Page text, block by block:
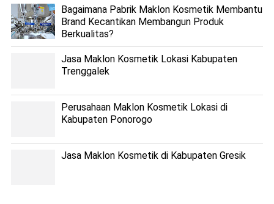
Bagaimana Pabrik Maklon Kosmetik Membantu
Brand Kecantikan Membangun Produk
Berkualitas?
Jasa Maklon Kosmetik Lokasi Kabupaten
Trenggalek
Perusahaan Maklon Kosmetik Lokasi di
Kabupaten Ponorogo
Jasa Maklon Kosmetik di Kabupaten Gresik